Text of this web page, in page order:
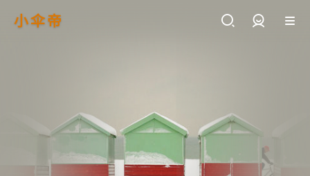
小伞帝